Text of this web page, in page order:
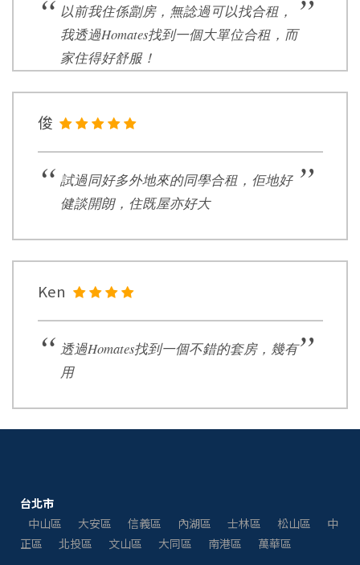
以前我住係劏房，無諗過可以找合租，
我透過Homates找到一個大單位合租，而
家住得好舒服！
俊
試過同好多外地來的同學合租，佢地好
健談開朗，住既屋亦好大
Ken
透過Homates找到一個不錯的套房，幾有
用
台北市
中山區
大安區 信義區 內湖區 士林區 松山區
中
正區
北投區 文山區 大同區 南港區
萬華區